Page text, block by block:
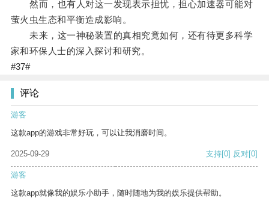
然而，也有人对这一发现表示担忧，担心加速器可能对
萤火虫生态和平衡造成影响。
未来，这一神秘装置的真相究竟如何，还有待更多科学
家和环保人士的深入探讨和研究。
#37#
评论
游客
这款app的游戏非常好玩，可以让我消磨时间。
2025-09-29 支持[0] 反对[0]
游客
这款app就像我的娱乐小助手，随时随地为我的娱乐提供帮助。